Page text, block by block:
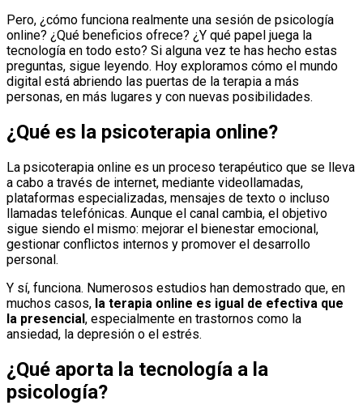
Pero, ¿cómo funciona realmente una sesión de psicología
online? ¿Qué beneficios ofrece? ¿Y qué papel juega la
tecnología en todo esto? Si alguna vez te has hecho estas
preguntas, sigue leyendo. Hoy exploramos cómo el mundo
digital está abriendo las puertas de la terapia a más
personas, en más lugares y con nuevas posibilidades.
¿Qué es la psicoterapia online?
La psicoterapia online es un proceso terapéutico que se lleva
a cabo a través de internet, mediante videollamadas,
plataformas especializadas, mensajes de texto o incluso
llamadas telefónicas. Aunque el canal cambia, el objetivo
sigue siendo el mismo: mejorar el bienestar emocional,
gestionar conflictos internos y promover el desarrollo
personal.
Y sí, funciona. Numerosos estudios han demostrado que, en
muchos casos, la terapia online es igual de efectiva que
la presencial, especialmente en trastornos como la
ansiedad, la depresión o el estrés.
¿Qué aporta la tecnología a la
psicología?